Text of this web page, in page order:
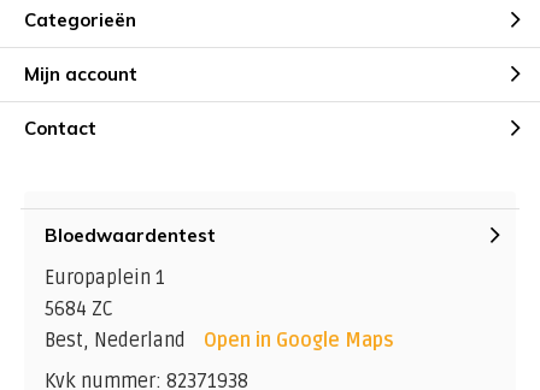
Categorieën
Mijn account
Contact
Bloedwaardentest
Europaplein 1
5684 ZC
Best, Nederland
Open in Google Maps
Kvk nummer: 82371938